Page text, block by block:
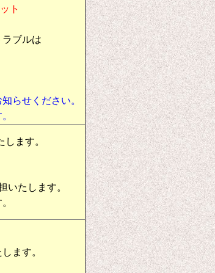
ト
ブルは
らせください。
ます。
いたします。
ます。